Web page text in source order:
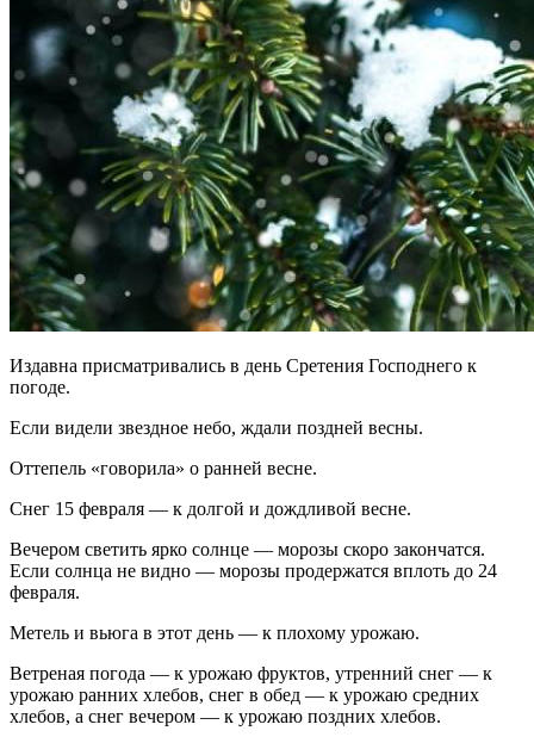
Издавна присматривались в день Сретения Господнего к
погоде.
Если видели звездное небо, ждали поздней весны.
Оттепель «говорила» о ранней весне.
Снег 15 февраля — к долгой и дождливой весне.
Вечером светить ярко солнце — морозы скоро закончатся.
Если солнца не видно — морозы продержатся вплоть до 24
февраля.
Метель и вьюга в этот день — к плохому урожаю.
Ветреная погода — к урожаю фруктов, утренний снег — к
урожаю ранних хлебов, снег в обед — к урожаю средних
хлебов, а снег вечером — к урожаю поздних хлебов.